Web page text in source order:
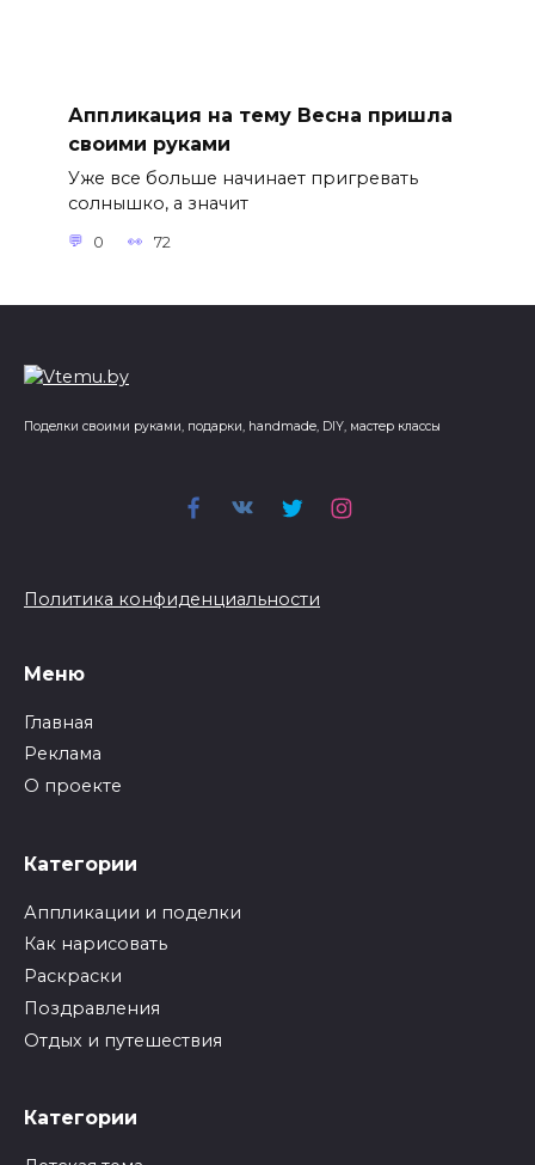
Аппликация на тему Весна пришла
своими руками
Уже все больше начинает пригревать
солнышко, а значит
0 72
Поделки своими руками, подарки, handmade, DIY, мастер классы
Политика конфиденциальности
Меню
Главная
Реклама
О проекте
Категории
Аппликации и поделки
Как нарисовать
Раскраски
Поздравления
Отдых и путешествия
Категории